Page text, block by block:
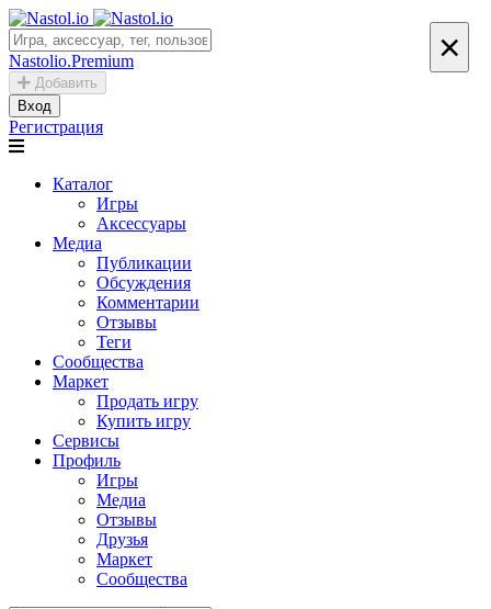
Nastolio.Premium
Добавить
Вход
Регистрация
Каталог
Игры
Аксессуары
Медиа
Публикации
Обсуждения
Комментарии
Отзывы
Теги
Сообщества
Маркет
Продать игру
Купить игру
Сервисы
Профиль
Игры
Медиа
Отзывы
Друзья
Маркет
Сообщества
×